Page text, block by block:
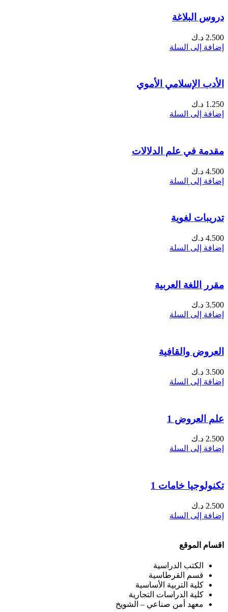
دروس البلاغة
2.500 د.ك
إضافة إلى السلة
الأدب الإسلامي الأموي
1.250 د.ك
إضافة إلى السلة
مقدمة في علم الدلالات
4.500 د.ك
إضافة إلى السلة
تدريبات لغوية
4.500 د.ك
إضافة إلى السلة
مقرر اللغة العربية
3.500 د.ك
إضافة إلى السلة
العروض والقافية
3.500 د.ك
إضافة إلى السلة
علم العروض 1
2.500 د.ك
إضافة إلى السلة
تكنولوجيا خامات 1
2.500 د.ك
إضافة إلى السلة
اقسام الموقع
الكتب الدراسية
قسم القرطاسية
كلية التربية الأساسية
كلية الدراسات التجارية
معهد أمن صناعي – الشويخ